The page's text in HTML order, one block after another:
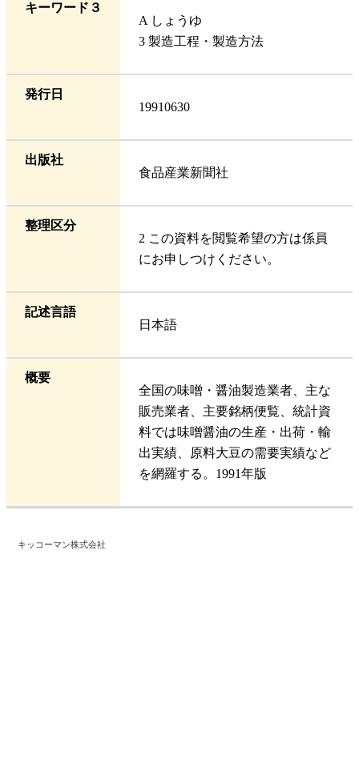
キーワード３
A しょうゆ
3 製造工程・製造方法
発行日
19910630
出版社
食品産業新聞社
整理区分
2 この資料を閲覧希望の方は係員
にお申しつけください。
記述言語
日本語
概要
全国の味噌・醤油製造業者、主な
販売業者、主要銘柄便覧、統計資
料では味噌醤油の生産・出荷・輸
出実績、原料大豆の需要実績など
を網羅する。1991年版
キッコーマン株式会社